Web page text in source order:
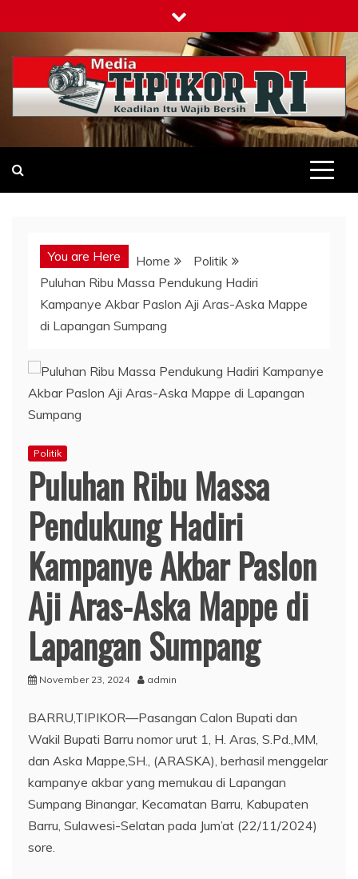
to
content
Tipikor-ri-online.my.id
Keadilan Itu Wajib Bersih
You are Here Home
Politik
Puluhan Ribu Massa Pendukung Hadiri
Kampanye Akbar Paslon Aji Aras-Aska Mappe
di Lapangan Sumpang
Politik
Puluhan Ribu Massa
Pendukung Hadiri
Kampanye Akbar Paslon
Aji Aras-Aska Mappe di
Lapangan Sumpang
November 23, 2024 admin
BARRU,TIPIKOR—Pasangan Calon Bupati dan
Wakil Bupati Barru nomor urut 1, H. Aras, S.Pd.,MM,
dan Aska Mappe,SH., (ARASKA), berhasil menggelar
kampanye akbar yang memukau di Lapangan
Sumpang Binangar, Kecamatan Barru, Kabupaten
Barru, Sulawesi-Selatan pada Jum’at (22/11/2024)
sore.